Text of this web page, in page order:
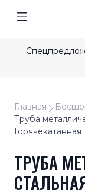
Главная
Труба
Горячекатанная
ТРУБА